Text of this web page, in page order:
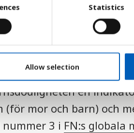
Statistics
Allow selection
i denna grupp ett
en
mor och barn) och
3 i FN:s globala